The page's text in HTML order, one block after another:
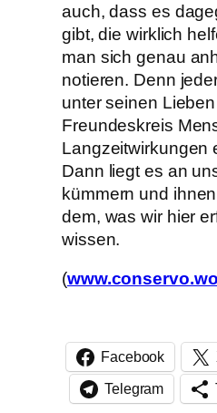
auch, dass es
gibt, die wirklich
man sich genau
notieren. Denn
unter seinen
Freundeskreis
Langzeitwirkungen
Dann liegt es an
kümmern und
dem, was wir hier
wissen.
(
Facebook
Telegram